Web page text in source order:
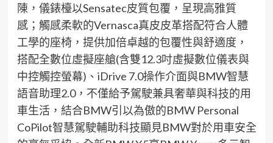
陳，儀錶檯以Sensatec皮質包覆，呈現高雅質
感；觸感柔軟的Vernasca真皮皮革搭配符合人體
工學的座椅，提供加倍卓越的包覆性與舒適度，
搭配全數位虛擬座艙(含雙12.3吋虛擬數位儀表與
中控觸控螢幕)、iDrive 7.0操作介面與BMW智慧
語音助理2.0，不僅給予駕駛兼具奢華與科技的用
車生活，結合BMW引以為傲的BMW Personal
CoPilot智慧駕駛輔助科技顯見BMW對於用車安全